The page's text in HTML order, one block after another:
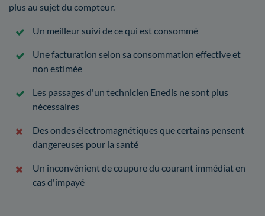
plus au sujet du compteur.
Un meilleur suivi de ce qui est consommé
Une facturation selon sa consommation effective et
non estimée
Les passages d'un technicien Enedis ne sont plus
nécessaires
Des ondes électromagnétiques que certains pensent
dangereuses pour la santé
Un inconvénient de coupure du courant immédiat en
cas d'impayé